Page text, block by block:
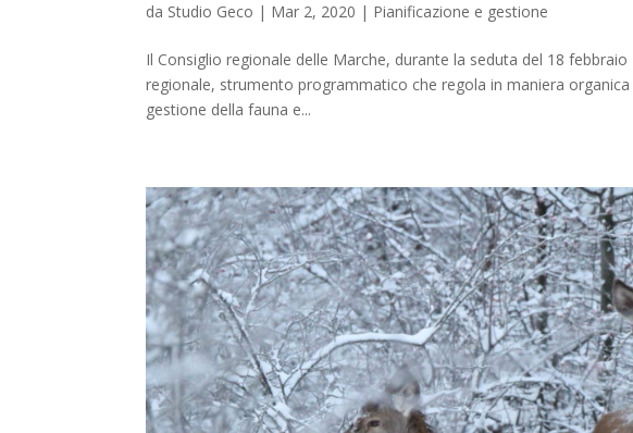
da Studio Geco | Mar 2, 2020 | Pianificazione e gestione
Il Consiglio regionale delle Marche, durante la seduta del 18
regionale, strumento programmatico che regola in maniera
gestione della fauna e...